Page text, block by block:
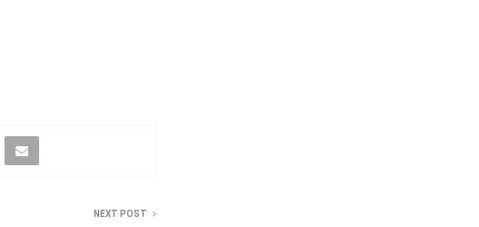
NEXT POST